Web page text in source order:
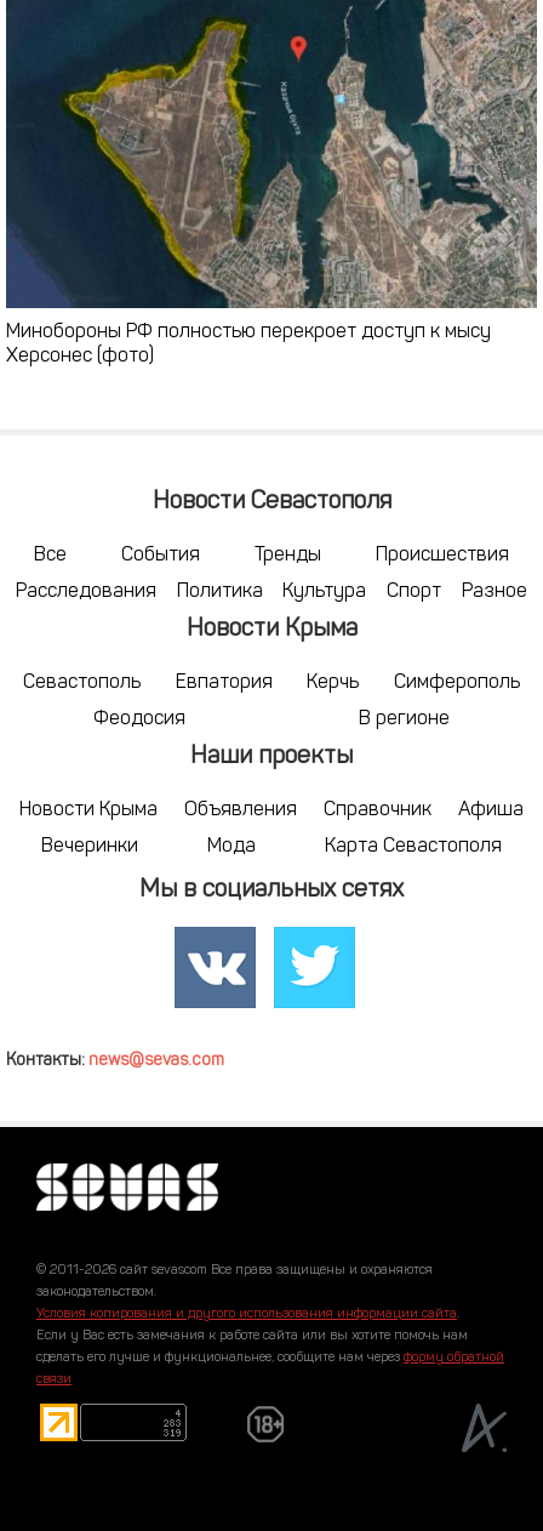
Минобороны РФ полностью перекроет доступ к мысу
Херсонес (фото)
Новости Севастополя
Все События Тренды
Происшествия
Расследования
Политика Культура Спорт Разное
Новости Крыма
Севастополь Евпатория Керчь
Симферополь
Феодосия
В регионе
Наши проекты
Новости Крыма Объявления Справочник
Афиша
Вечеринки
Мода Карта Севастополя
Мы в социальных сетях
Контакты: news@sevas.com
© 2011-2026 сайт sevascom Все права защищены и охраняются
законодательством.
Условия копирования и другого использования информации сайта.
Если у Вас есть замечания к работе сайта или вы хотите помочь нам
сделать его лучше и функциональнее, сообщите нам через форму обратной
связи